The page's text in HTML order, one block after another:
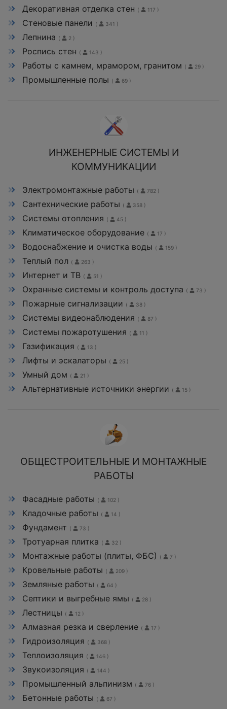
Декоративная отделка стен ( 117 )
Стеновые панели ( 341 )
Лепнина ( 2 )
Роспись стен ( 143 )
Работы с камнем, мрамором, гранитом ( 29 )
Промышленные полы ( 69 )
ИНЖЕНЕРНЫЕ СИСТЕМЫ И
КОММУНИКАЦИИ
Электромонтажные работы ( 782 )
Сантехнические работы ( 358 )
Системы отопления ( 45 )
Климатическое оборудование ( 17 )
Водоснабжение и очистка воды ( 159 )
Теплый пол ( 263 )
Интернет и ТВ ( 51 )
Охранные системы и контроль доступа ( 73 )
Пожарные сигнализации ( 38 )
Системы видеонаблюдения ( 87 )
Системы пожаротушения ( 11 )
Газификация ( 13 )
Лифты и эскалаторы ( 25 )
Умный дом ( 21 )
Альтернативные источники энергии ( 15 )
ОБЩЕСТРОИТЕЛЬНЫЕ И МОНТАЖНЫЕ
РАБОТЫ
Фасадные работы ( 102 )
Кладочные работы ( 14 )
Фундамент ( 73 )
Тротуарная плитка ( 32 )
Монтажные работы (плиты, ФБС) ( 7 )
Кровельные работы ( 209 )
Земляные работы ( 64 )
Септики и выгребные ямы ( 28 )
Лестницы ( 12 )
Алмазная резка и сверление ( 17 )
Гидроизоляция ( 368 )
Теплоизоляция ( 146 )
Звукоизоляция ( 144 )
Промышленный альпинизм ( 76 )
Бетонные работы ( 67 )